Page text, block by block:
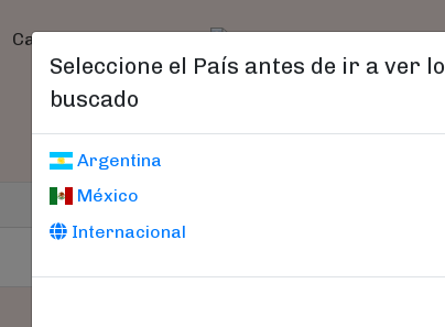
Catálogo Catálogo
Seleccione el País antes de ir a ver lo
buscado
Argentina
México
Internacional